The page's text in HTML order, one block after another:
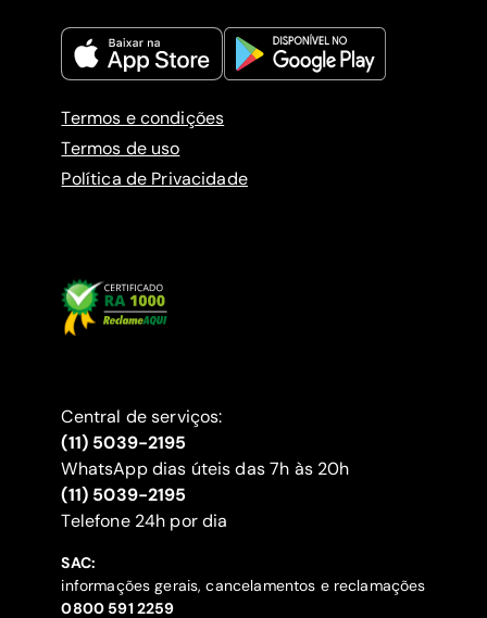
Termos e condições
Termos de uso
Política de Privacidade
Central de serviços:
(11) 5039-2195
WhatsApp dias úteis das 7h às 20h
(11) 5039-2195
‍Telefone 24h por dia
SAC:
informações gerais, cancelamentos e reclamações
‍0800 591 2259